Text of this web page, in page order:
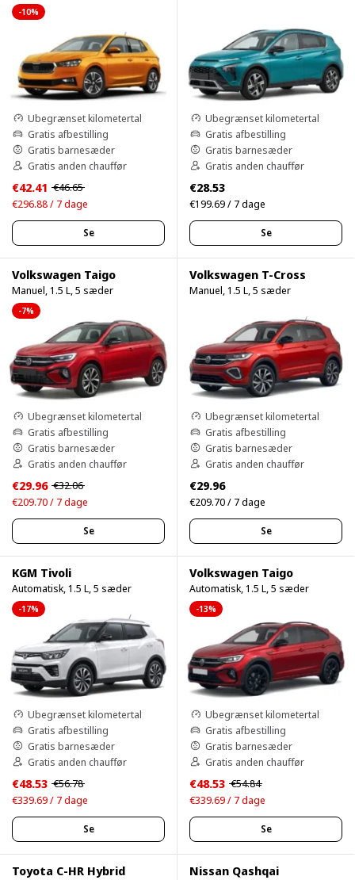
-10%
Ubegrænset kilometertal
Gratis afbestilling
Gratis barnesæder
Gratis anden chauffør
€42.41 €46.65
€296.88 / 7 dage
Se
Ubegrænset kilometertal
Gratis afbestilling
Gratis barnesæder
Gratis anden chauffør
€28.53
€199.69 / 7 dage
Se
Volkswagen Taigo
Manuel, 1.5 L, 5 sæder
-7%
Ubegrænset kilometertal
Gratis afbestilling
Gratis barnesæder
Gratis anden chauffør
€29.96 €32.06
€209.70 / 7 dage
Se
Volkswagen T-Cross
Manuel, 1.5 L, 5 sæder
Ubegrænset kilometertal
Gratis afbestilling
Gratis barnesæder
Gratis anden chauffør
€29.96
€209.70 / 7 dage
Se
KGM Tivoli
Automatisk, 1.5 L, 5 sæder
-17%
Ubegrænset kilometertal
Gratis afbestilling
Gratis barnesæder
Gratis anden chauffør
€48.53 €56.78
€339.69 / 7 dage
Se
Volkswagen Taigo
Automatisk, 1.5 L, 5 sæder
-13%
Ubegrænset kilometertal
Gratis afbestilling
Gratis barnesæder
Gratis anden chauffør
€48.53 €54.84
€339.69 / 7 dage
Se
Toyota C-HR Hybrid Nissan Qashqai